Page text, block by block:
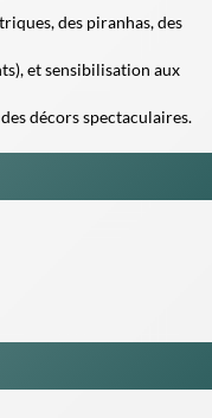
et sensibilisation aux
décors spectaculaires.